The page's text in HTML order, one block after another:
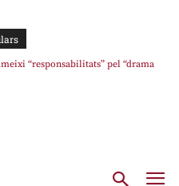
“responsabilitats” pel “drama
catalanes per part de la UFEC